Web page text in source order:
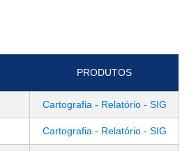
PRODUTOS
Cartografia - Relatório - SIG
Cartografia - Relatório - SIG